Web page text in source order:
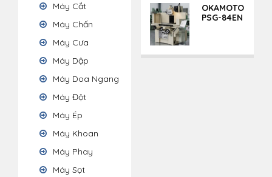
Máy Cắt
Máy Chấn
Máy Cưa
Máy Dập
Máy Doa Ngang
Máy Đột
Máy Ép
Máy Khoan
Máy Phay
Máy Sọt
OKAMOTO
PSG-84EN